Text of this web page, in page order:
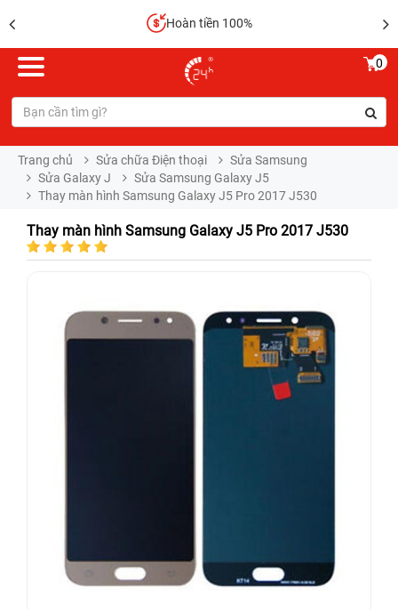
Hoàn tiền 100%
0
Trang chủ Sửa chữa Điện thoại
Sửa Samsung
Sửa Galaxy J
Sửa Samsung Galaxy J5
Thay màn hình Samsung Galaxy J5 Pro 2017 J530
Thay màn hình Samsung Galaxy J5 Pro 2017 J530